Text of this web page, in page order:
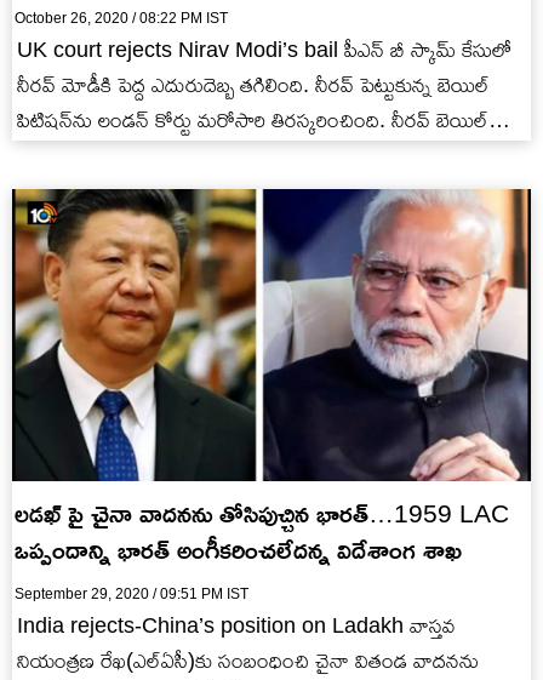
October 26, 2020 / 08:22 PM IST
UK court rejects Nirav Modi’s bail పీఎన్ బీ స్కామ్ కేసులో
నీరవ్ మోడీకి పెద్ద ఎదురుదెబ్బ తగిలింది. నీరవ్ పెట్టుకున్న బెయిల్
పిటిషన్‌ను లండన్‌ కోర్టు మరోసారి తిరస్కరించింది. నీరవ్ బెయిల్…
లడఖ్ పై చైనా వాదనను తోసిపుచ్చిన భారత్…1959 LAC
ఒప్పందాన్ని భారత్ అంగీకరించలేదన్న విదేశాంగ శాఖ
September 29, 2020 / 09:51 PM IST
India rejects-China’s position on Ladakh వాస్తవ
నియంత్రణ రేఖ(ఎల్ఏసీ)కు సంబంధించి చైనా వితండ వాదనను